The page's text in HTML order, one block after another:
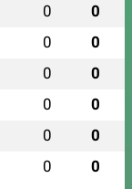
0 0
0 0
0 0
0 0
0 0
0 0